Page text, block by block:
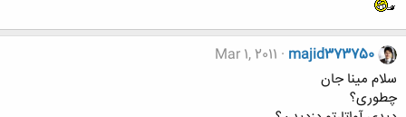
majid373750
Mar 1, 2011
سلام مینا جان
چطوری؟